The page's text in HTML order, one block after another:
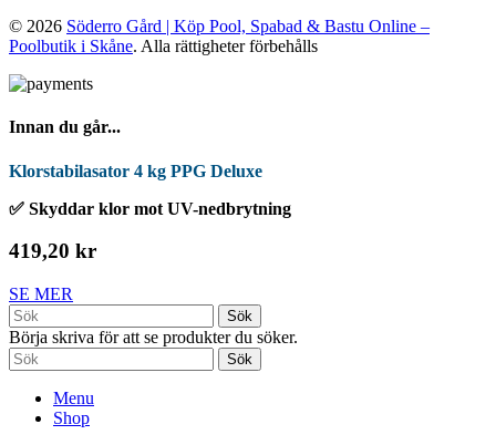
© 2026 Söderro Gård | Köp Pool, Spabad & Bastu Online –
Poolbutik i Skåne. Alla rättigheter förbehålls
Innan du går...
Klorstabilasator 4 kg PPG Deluxe
✅ Skyddar klor mot UV-nedbrytning
419,20 kr
SE MER
Sök
Börja skriva för att se produkter du söker.
Sök
Menu
Shop